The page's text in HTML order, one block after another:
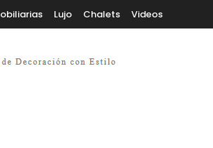
Lujo Chalets Videos